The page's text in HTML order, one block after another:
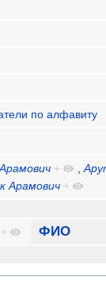
по алфавиту
+ ,
Арамович +
+ ФИО